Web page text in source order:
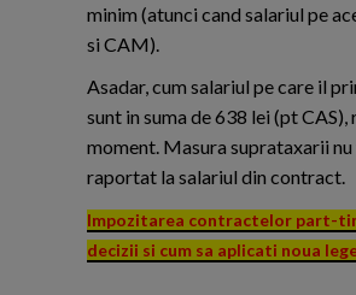
minim (atunci cand salariul pe
si CAM).
Asadar, cum salariul pe care il
sunt in suma de 638 lei (pt
moment. Masura suprataxarii
raportat la salariul din contract.
Impozitarea contractelor part-
decizii si cum sa aplicati noua